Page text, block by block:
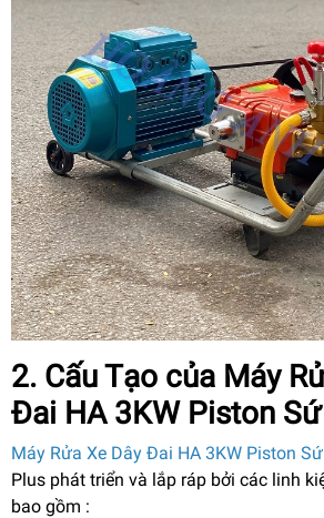
2. Cấu Tạo của Máy
Đai HA 3KW Piston Sứ
Máy Rửa Xe Dây Đai HA 3KW Piston Sứ
Plus phát triển và lắp ráp bởi các linh
bao gồm :